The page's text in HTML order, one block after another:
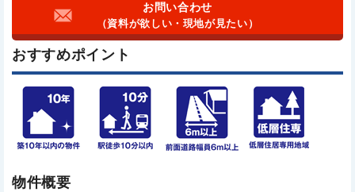
お問い合わせ
（資料が欲しい・現地が見たい）
おすすめポイント
物件概要